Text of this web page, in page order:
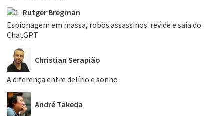
Rutger Bregman
Espionagem em massa, robôs assassinos: revide e saia do
ChatGPT
Christian Serapião
A diferença entre delírio e sonho
André Takeda